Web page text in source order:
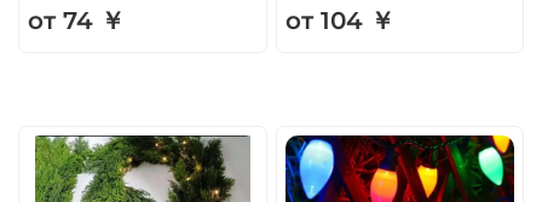
от 74 ￥ от 104 ￥